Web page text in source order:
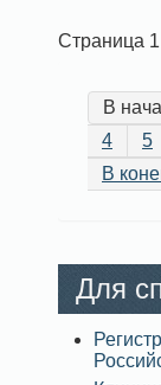
Страница
В
4
5
В
Для